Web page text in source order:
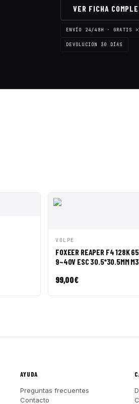
VER FICHA
ENVÍO 24/48H · GRATIS
DEVOLUCIÓN 30 DÍAS
VISTA RÁPIDA
VOLPE
FOXEER REAPER F4 128K
9~40V ESC 30.5*30.5MM M3
99,00€
AYUDA
Preguntas frecuentes
Contacto